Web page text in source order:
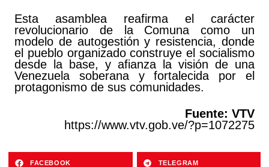
Esta asamblea reafirma el carácter
revolucionario de la Comuna como un
modelo de autogestión y resistencia, donde
el pueblo organizado construye el socialismo
desde la base, y afianza la visión de una
Venezuela soberana y fortalecida por el
protagonismo de sus comunidades.
Fuente: VTV
https://www.vtv.gob.ve/?p=1072275
FACEBOOK TELEGRAM